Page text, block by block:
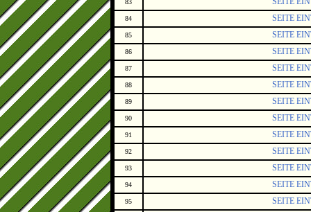
83
84 SEITE
85 SEITE
86 SEITE
87 SEITE
88 SEITE
89 SEITE
90 SEITE
91 SEITE
92 SEITE
93 SEITE
94 SEITE
95 SEITE